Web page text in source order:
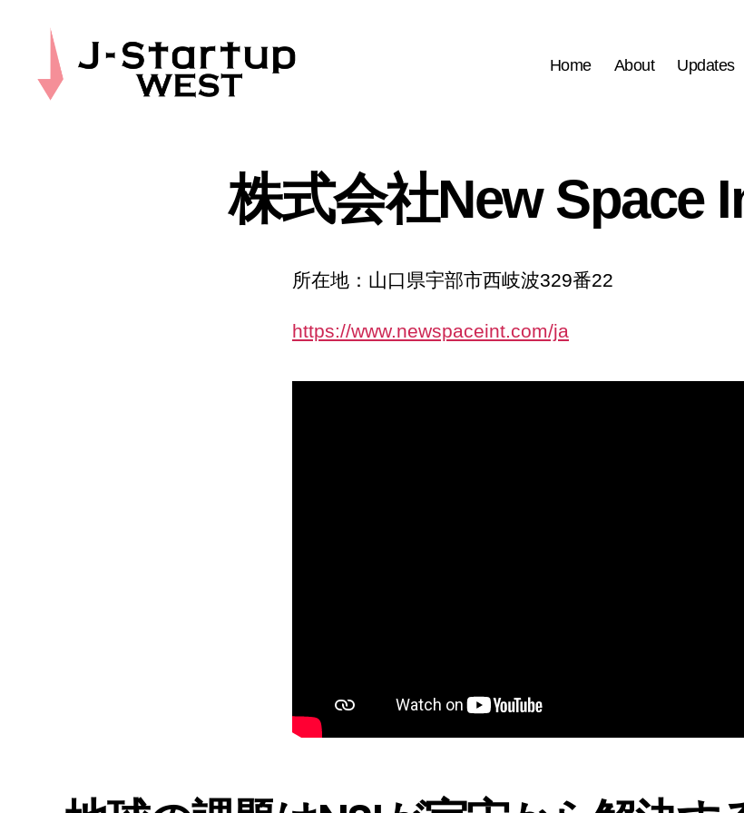
Home About Updates
株式会社New Space
所在地：山口県宇部市西岐波329番22
https://www.newspaceint.com/ja